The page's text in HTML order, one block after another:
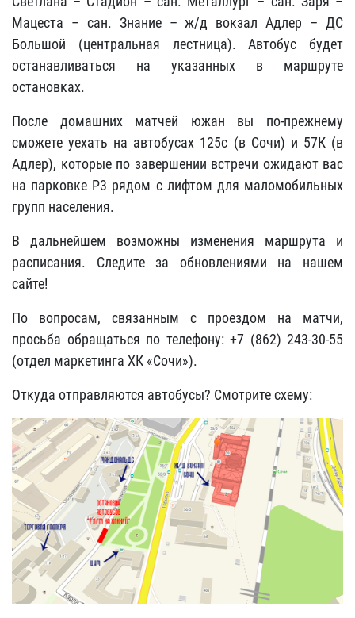
Мацеста – сан. Знание – ж/д вокзал Адлер – ДС
Большой (центральная лестница). Автобус будет
останавливаться на указанных в маршруте
остановках.
После домашних матчей южан вы по-прежнему
сможете уехать на автобусах 125с (в Сочи) и 57К (в
Адлер), которые по завершении встречи ожидают вас
на парковке P3 рядом с лифтом для маломобильных
групп населения.
В дальнейшем возможны изменения маршрута и
расписания. Следите за обновлениями на нашем
сайте!
По вопросам, связанным с проездом на матчи,
просьба обращаться по телефону: +7 (862) 243-30-55
(отдел маркетинга ХК «Сочи»).
Откуда отправляются автобусы? Смотрите схему: